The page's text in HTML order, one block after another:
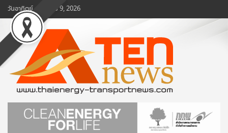
Skip
to
content
วันอาทิตย์, สิงหาคม 9, 2026
www.ten-news.com
ข่าวพลังงานและคมนาคม